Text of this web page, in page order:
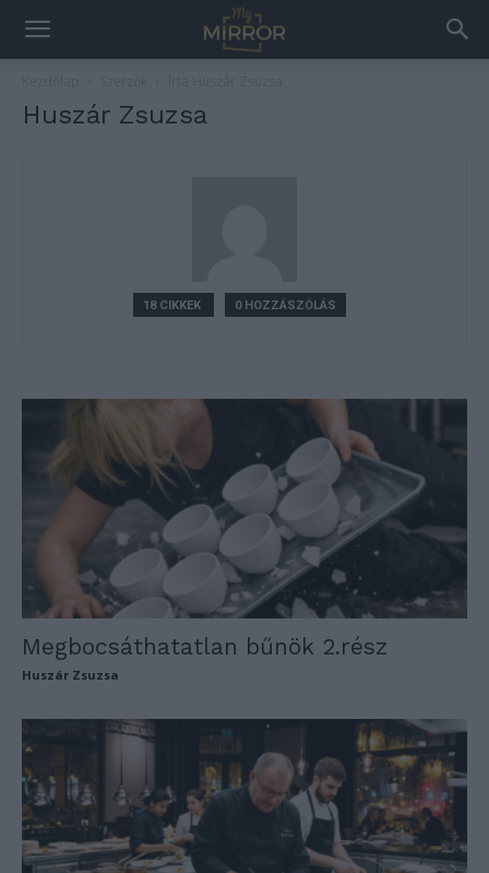
Huszár Zsuzsa
18 CIKKEK 0 HOZZÁSZÓLÁS
Megbocsáthatatlan bűnök 2.rész
Huszár Zsuzsa